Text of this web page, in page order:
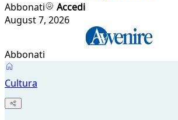
Abbonati
Accedi
August 7, 2026
Abbonati
Cultura